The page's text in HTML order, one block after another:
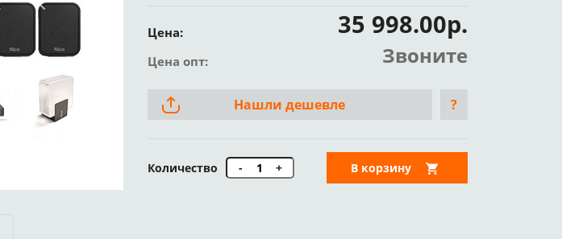
Цена: 35 998.00р.
Цена опт: Звоните
Нашли дешевле ?
Количество - + В корзину